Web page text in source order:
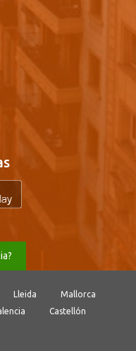
Lleida
Mallorca
Castellón